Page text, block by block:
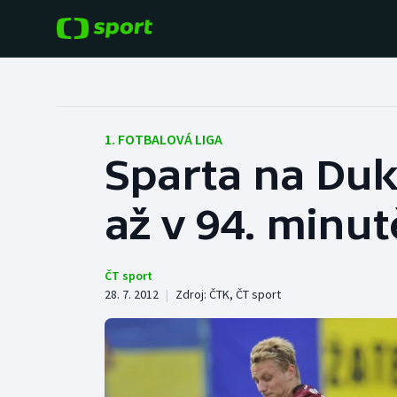
Hokej
Tenis
Cyklistika
Baseball a softbal
Basketbal
Boby a skeleton
Box
1. FOTBALOVÁ LIGA
Sparta na
až v 94.
ČT sport
28. 7. 2012 | Zdroj: ČTK, ČT sport